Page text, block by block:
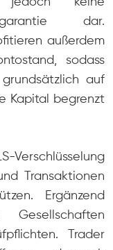
dar.
außerdem
sodass
auf
Kapital begrenzt
Verschlüsselung
Transaktionen
Ergänzend
Trader